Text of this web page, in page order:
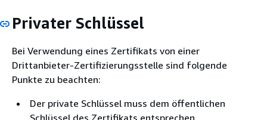
Privater Schlüssel
Bei Verwendung eines Zertifikats von einer
Drittanbieter-Zertifizierungsstelle sind folgende
Punkte zu beachten:
Der private Schlüssel muss dem öffentlichen
Schlüssel des Zertifikats entsprechen.